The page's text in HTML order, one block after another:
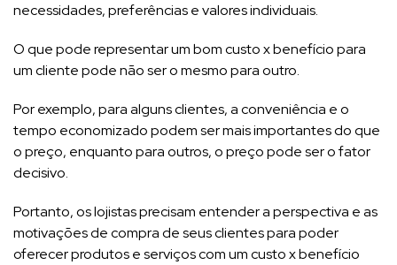
necessidades, preferências e valores individuais.
O que pode representar um bom custo x benefício para
um cliente pode não ser o mesmo para outro.
Por exemplo, para alguns clientes, a conveniência e o
tempo economizado podem ser mais importantes do que
o preço, enquanto para outros, o preço pode ser o fator
decisivo.
Portanto, os lojistas precisam entender a perspectiva e as
motivações de compra de seus clientes para poder
oferecer produtos e serviços com um custo x benefício